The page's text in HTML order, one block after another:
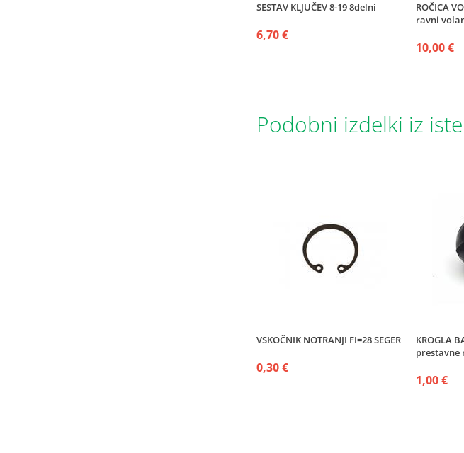
SESTAV KLJUČEV 8-19 8delni
6,70 €
ROČICA
ravni
10,00 €
Podobni izdelki iz
VSKOČNIK NOTRANJI FI=28 SEGER
0,30 €
KROGLA
prestavne
1,00 €